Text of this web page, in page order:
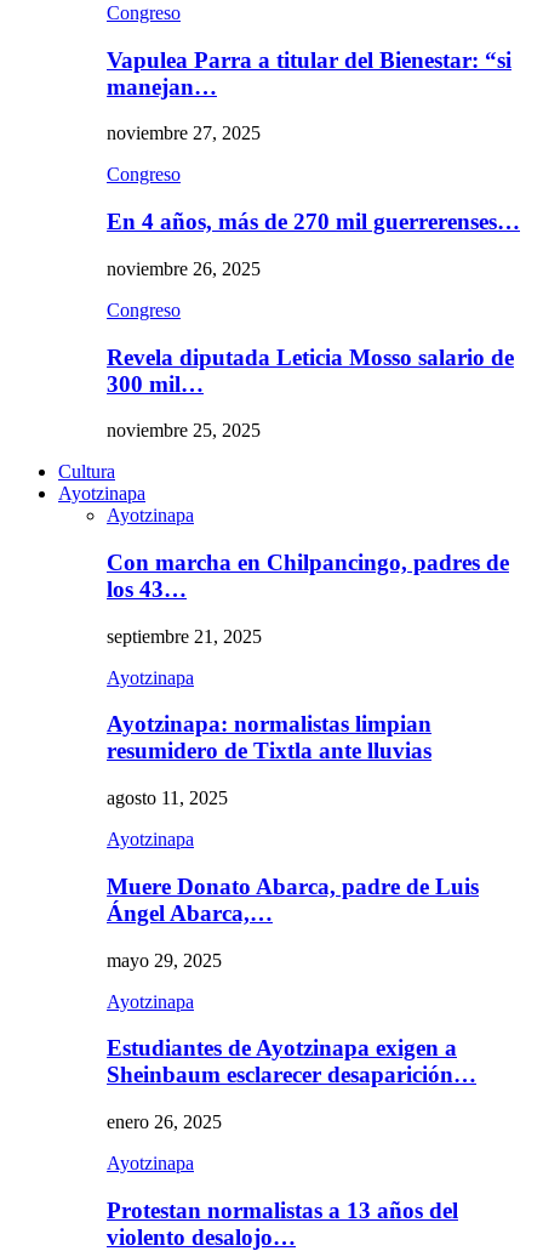
Congreso
Vapulea Parra a titular del Bienestar: “si
manejan…
noviembre 27, 2025
Congreso
En 4 años, más de 270 mil guerrerenses…
noviembre 26, 2025
Congreso
Revela diputada Leticia Mosso salario de
300 mil…
noviembre 25, 2025
Cultura
Ayotzinapa
Ayotzinapa
Con marcha en Chilpancingo, padres de
los 43…
septiembre 21, 2025
Ayotzinapa
Ayotzinapa: normalistas limpian
resumidero de Tixtla ante lluvias
agosto 11, 2025
Ayotzinapa
Muere Donato Abarca, padre de Luis
Ángel Abarca,…
mayo 29, 2025
Ayotzinapa
Estudiantes de Ayotzinapa exigen a
Sheinbaum esclarecer desaparición…
enero 26, 2025
Ayotzinapa
Protestan normalistas a 13 años del
violento desalojo…